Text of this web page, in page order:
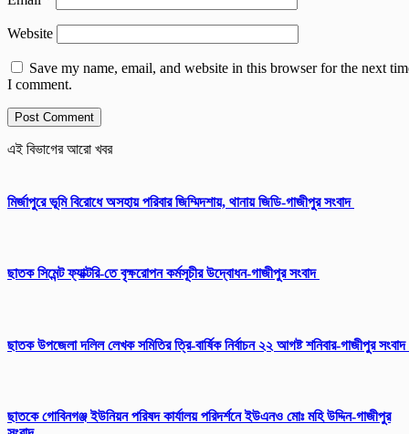
Website
Save my name, email, and website in this browser for the next
I comment.
এই বিভাগের আরো খবর
মির্জাপুরে ভূমি বিরোধে অসহায় পরিবার জিম্মিদশায়, থানায় জিডি-গাজীপুর সংবাদ
ছাতক সিমেন্ট ফ্যাক্টরি-তে বৃক্ষরোপন কর্মসূচীর উদ্বোধন-গাজীপুর সংবাদ
ছাতক উপজেলা দলিল লেখক সমিতির ত্রি-বার্ষিক নির্বাচন ২২ আগষ্ট শনিবার-গাজীপুর সংবাদ
ছাতকে গোবিনগঞ্জ ইউনিয়ন পরিষদ কার্যালয় পরিদর্শনে ইউএনও মোঃ মহি উদ্দিন-গাজীপুর